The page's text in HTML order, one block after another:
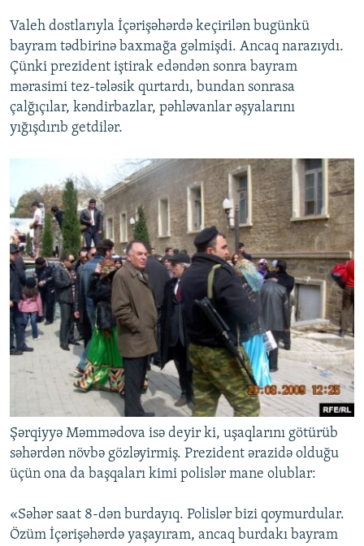
Valeh dostlarıyla İçərişəhərdə keçirilən bugünkü
bayram tədbirinə baxmağa gəlmişdi. Ancaq narazıydı.
Çünki prezident iştirak edəndən sonra bayram
mərasimi tez-tələsik qurtardı, bundan sonrasa
çalğıçılar, kəndirbazlar, pəhləvanlar əşyalarını
yığışdırıb getdilər.
Şərqiyyə Məmmədova isə deyir ki, uşaqlarını götürüb
səhərdən növbə gözləyirmiş. Prezident ərazidə olduğu
üçün ona da başqaları kimi polislər mane olublar:
«Səhər saat 8-dən burdayıq. Polislər bizi qoymurdular.
Özüm İçərişəhərdə yaşayıram, ancaq burdakı bayram